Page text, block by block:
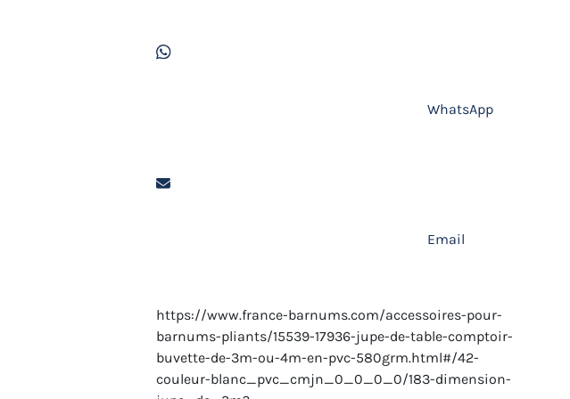
WhatsApp
Email
https://www.france-barnums.com/accessoires-pour-
barnums-pliants/15539-17936-jupe-de-table-comptoir-
buvette-de-3m-ou-4m-en-pvc-580grm.html#/42-
couleur-blanc_pvc_cmjn_0_0_0_0/183-dimension-